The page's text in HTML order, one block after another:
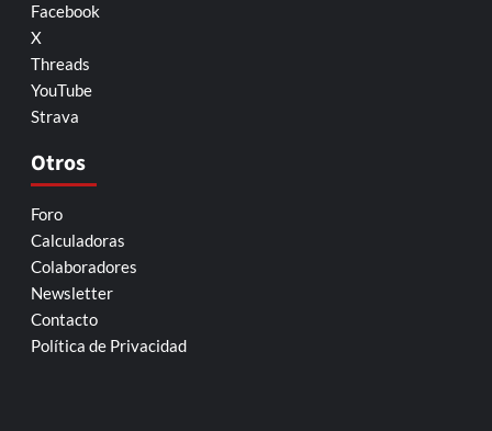
Facebook
X
Threads
YouTube
Strava
Otros
Foro
Calculadoras
Colaboradores
Newsletter
Contacto
Política de Privacidad